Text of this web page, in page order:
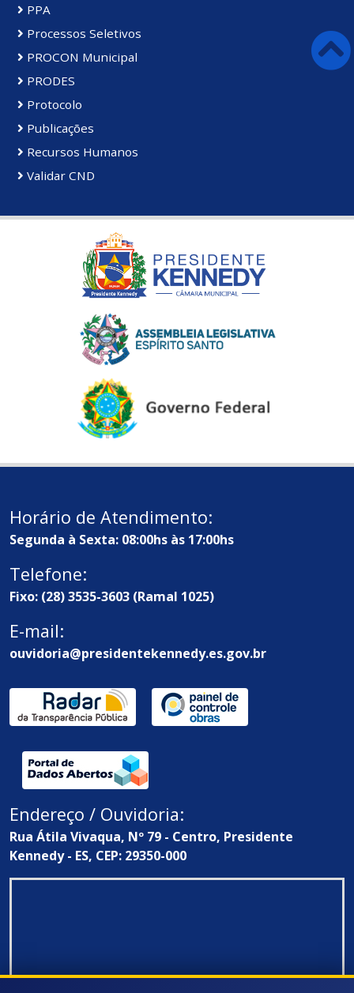
PPA
Processos Seletivos
PROCON Municipal
PRODES
Protocolo
Publicações
Recursos Humanos
Validar CND
Horário de Atendimento:
Segunda à Sexta: 08:00hs às 17:00hs
Telefone:
Fixo: (28) 3535-3603 (Ramal 1025)
E-mail:
ouvidoria@presidentekennedy.es.gov.br
Endereço / Ouvidoria:
Rua Átila Vivaqua, Nº 79 - Centro, Presidente
Kennedy - ES, CEP: 29350-000